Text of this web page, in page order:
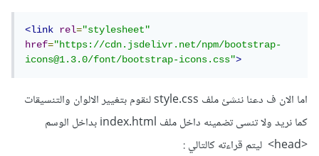
<link rel="stylesheet"
href="https://cdn.jsdelivr.net/npm/bootstrap-
icons@1.3.0/font/bootstrap-icons.css">
اما الان ف دعنا ننشئ ملف style.css لنقوم بتغيير الالوان والتنسيقات
كما نريد ولا تنسى تضمينه داخل ملف index.html بداخل الوسم
<head> ليتم قراءته كالتالي